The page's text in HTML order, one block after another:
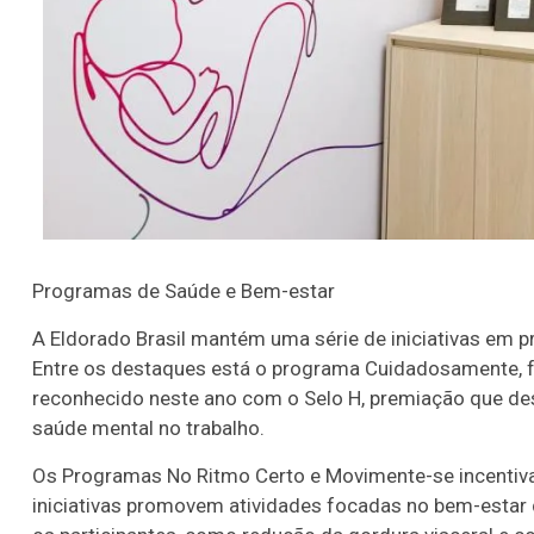
Programas de Saúde e Bem-estar
A Eldorado Brasil mantém uma série de iniciativas em
Entre os destaques está o programa
reconhecido neste ano com o Selo H, premiação que
saúde mental no trabalho.
Os Programas No Ritmo Certo e Movimente-se
iniciativas promovem atividades focadas no bem-
20
detalhes
35 43 49
64